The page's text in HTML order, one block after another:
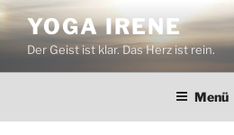
Zum
Inhalt
springen
YOGA IRENE
Der Geist ist klar. Das Herz ist rein.
Menü